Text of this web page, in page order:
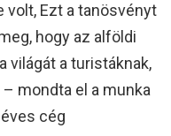
volt, Ezt a tanösvényt
hogy az alföldi
világát a turistáknak,
mondta el a munka
cég